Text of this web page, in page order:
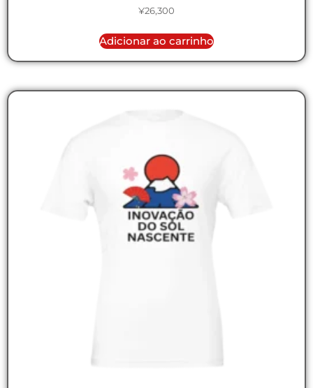
¥26,300
Adicionar ao carrinho